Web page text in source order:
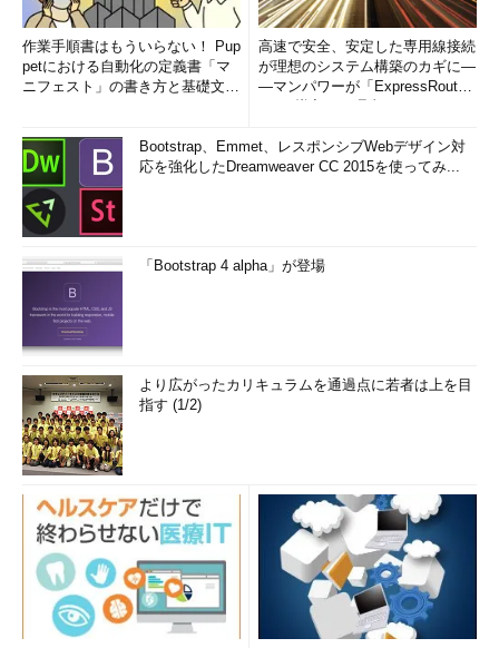
作業手順書はもういらない！ Pup
petにおける自動化の定義書「マ
ニフェスト」の書き方と基礎文法
高速で安全、安定した専用線接続
が理想のシステム構築のカギに―
―マンパワーが「ExpressRout
Bootstrap、Emmet、レスポンシブWebデザイン対
応を強化したDreamweaver CC 2015を使ってみ...
「Bootstrap 4 alpha」が登場
より広がったカリキュラムを通過点に若者は上を目
指す (1/2)